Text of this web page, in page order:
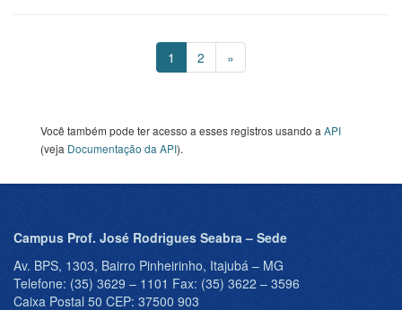
1 2 »
Você também pode ter acesso a esses registros usando a API
(veja Documentação da API).
Campus Prof. José Rodrigues Seabra – Sede
Av. BPS, 1303, Bairro Pinheirinho, Itajubá – MG
Telefone: (35) 3629 – 1101 Fax: (35) 3622 – 3596
Caixa Postal 50 CEP: 37500 903